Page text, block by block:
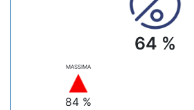
64 %
MASSIMA
84 %